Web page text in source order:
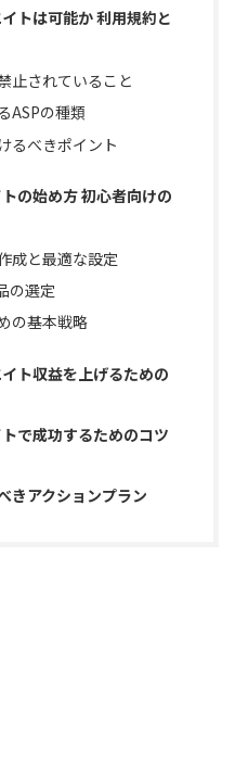
トは可能か 利用規約と
止されていること
ASPの種類
るべきポイント
の始め方 初心者向けの
成と最適な設定
の選定
の基本戦略
ト収益を上げるための
で成功するためのコツ
きアクションプラン